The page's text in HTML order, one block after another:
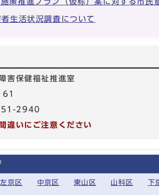
生活状況調査について
害保健福祉推進室
2940
違いにご注意ください
左京区 中京区 東山区 山科区 下